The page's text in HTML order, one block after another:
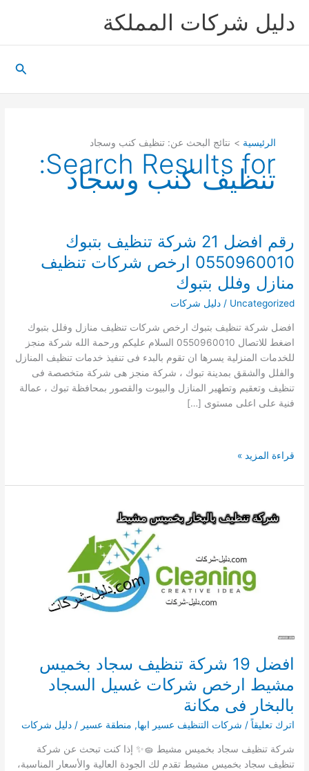
دليل شركات المملكة
الرئيسية نتائج البحث عن: تنظيف كنب وسجاد
Search Results for:
تنظيف كنب وسجاد
رقم افضل 21 شركة تنظيف بتبوك
0550960010 ارخص شركات تنظيف
منازل وفلل بتبوك
Uncategorized
/دليل شركات
افضل شركة تنظيف بتبوك ارخص شركات تنظيف منازل وفلل بتبوك
اضغط للاتصال 0550960010 السلام عليكم ورحمة الله شركة منجز
للخدمات المنزلية يسرها ان تقوم بالبدء فى تنفيذ خدمات تنظيف المنازل
والفلل والشقق بمدينة تبوك ، شركة منجز هى شركة متخصصة فى
تنظيف وتعقيم وتطهير المنازل والبيوت والقصور بمحافظة تبوك ، عمالة
فنية على اعلى مستوى […]
رقم
21
تنظيف
بتبوك
قراءة المزيد »
افضل 19 شركة تنظيف سجاد بخميس
مشيط ارخص شركات غسيل السجاد
بالبخار فى مكانة
اترك تعليقاً / شركات التنظيف عسير ابها, منطقة عسير /دليل شركات
شركة تنظيف سجاد بخميس مشيط 🧽✨ إذا كنت تبحث عن شركة
تنظيف سجاد بخميس مشيط تقدم لك الجودة العالية والأسعار المناسبة،